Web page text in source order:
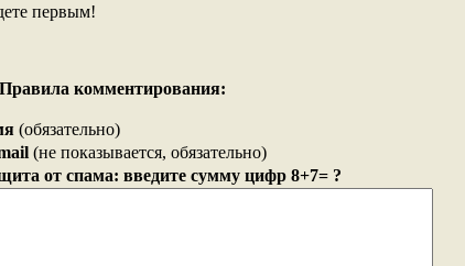
первым!
Правила комментирования:
(обязательно)
(не показывается, обязательно)
от спама: введите сумму цифр 8+7= ?